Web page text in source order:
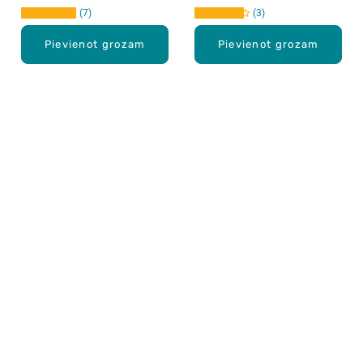
Pievienot grozam
7
Pievienot grozam
3